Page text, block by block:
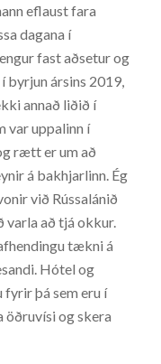
eflaust fara
dagana í
fast aðsetur og
byrjun ársins 2019,
annað liðið í
var uppalinn í
rætt er um að
á bakhjarlinn. Ég
við Rússalánið
varla að tjá okkur.
tækni á
Hótel og
þá sem eru í
öðruvísi og skera